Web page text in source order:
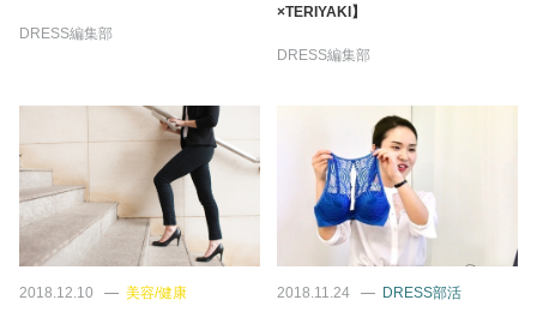
DRESS編集部
×TERIYAKI】
DRESS編集部
2018.12.10
美容/健康
2018.11.24
DRESS部活